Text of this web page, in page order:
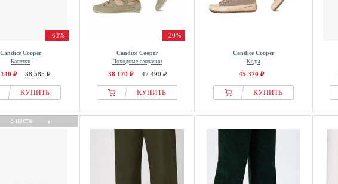
-63%
Candice Cooper
Балетки
₽ 38 585 ₽
КУПИТЬ
-20%
Candice Cooper
Походные сандалии
38 170 ₽ 47 490 ₽
КУПИТЬ
Candice Cooper
Кеды
45 370 ₽
КУПИТЬ
3 цвета→